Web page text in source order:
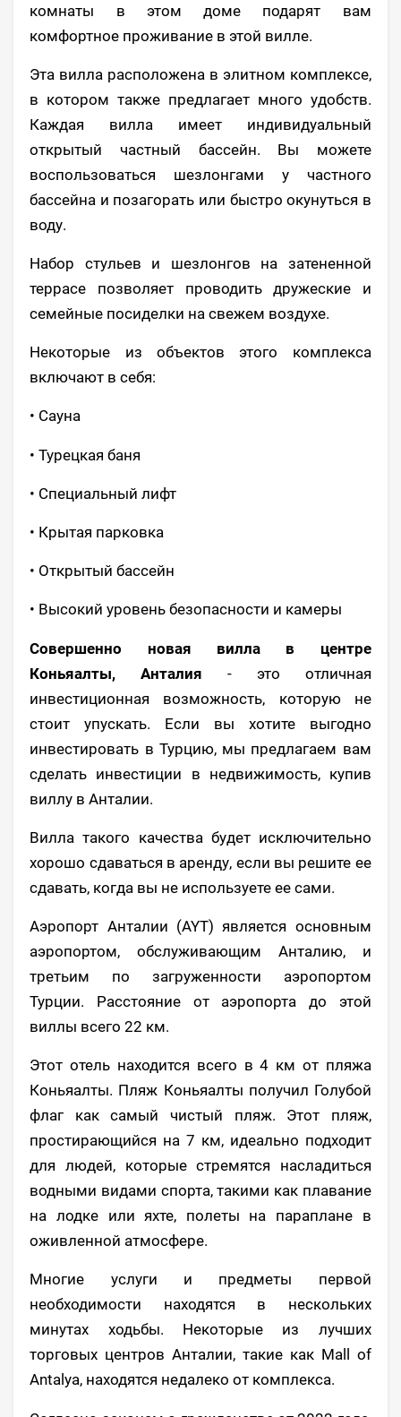
комнаты в этом доме подарят вам
комфортное проживание в этой вилле.
Эта вилла расположена в элитном комплексе,
в котором также предлагает много удобств.
Каждая вилла имеет индивидуальный
открытый частный бассейн. Вы можете
воспользоваться шезлонгами у частного
бассейна и позагорать или быстро окунуться в
воду.
Набор стульев и шезлонгов на затененной
террасе позволяет проводить дружеские и
семейные посиделки на свежем воздухе.
Некоторые из объектов этого комплекса
включают в себя:
• Сауна
• Турецкая баня
• Специальный лифт
• Крытая парковка
• Открытый бассейн
• Высокий уровень безопасности и камеры
Совершенно новая вилла в центре
Коньяалты, Анталия - это отличная
инвестиционная возможность, которую не
стоит упускать. Если вы хотите выгодно
инвестировать в Турцию, мы предлагаем вам
сделать инвестиции в недвижимость, купив
виллу в Анталии.
Вилла такого качества будет исключительно
хорошо сдаваться в аренду, если вы решите ее
сдавать, когда вы не используете ее сами.
Аэропорт Анталии (AYT) является основным
аэропортом, обслуживающим Анталию, и
третьим по загруженности аэропортом
Турции. Расстояние от аэропорта до этой
виллы всего 22 км.
Этот отель находится всего в 4 км от пляжа
Коньяалты. Пляж Коньяалты получил Голубой
флаг как самый чистый пляж. Этот пляж,
простирающийся на 7 км, идеально подходит
для людей, которые стремятся насладиться
водными видами спорта, такими как плавание
на лодке или яхте, полеты на параплане в
оживленной атмосфере.
Многие услуги и предметы первой
необходимости находятся в нескольких
минутах ходьбы. Некоторые из лучших
торговых центров Анталии, такие как Mall of
Antalya, находятся недалеко от комплекса.